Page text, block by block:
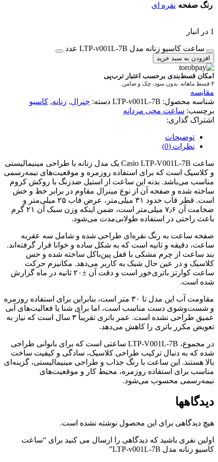
رنگ صفحه نقره ای
1 در انبار
ساعت کاسیو زنانه مدل LTP-v001L-7B عدد
افزودن به سبد خرید
امکان قسط‌بندی برحسب اعتبار ترب‌پی
۴ قسط ماهانه. بدون سود، چک و ضامن.
مقایسه
شناسه محصول: LTP-v001L-7B دسته: جنرال, زنانه, کاسیو
برچسب: ساعت مچی مردانه
اشتراک گذاری:
توضیحات
نظرات (0)
ساعت Casio LTP-V001L-7B یک مدل زنانه با طراحی مینیمالیستی
و کلاسیک است که برای استفاده روزمره و موقعیت‌های نیمه‌رسمی
مناسب می‌باشد. بدنه این ساعت از استیل ضدزنگ با روکش کروم
ساخته شده و صفحه آن از نوع مینرال مقاوم در برابر خط و خش
است. قطر قاب حدود ۳۱ میلی‌متر، عرض قاب ۲۵ میلی‌متر و
ضخامت آن ۷٫۶ میلی‌متر است، ضمن اینکه وزن سبک آن ۲۱ گرم
باعث راحتی در استفاده طولانی‌مدت می‌شود.
صفحه ساعت به رنگ نقره‌ای طراحی شده و شامل سه عقربه
ساعت، دقیقه و ثانیه است که به شکل ساده و خوانا قرار گرفته‌اند.
بند ساعت از چرم مشکی با قفل پین‌باکل ساخته شده و حس
کلاسیک و در عین حال شیک به کاربر می‌دهد. مکانیزم حرکت
ساعت کوارتز باتری‌خور است و دقت آن ±۲۰ ثانیه در ماه گزارش
شده است.
مقاومت آب این مدل تا ۳۰ متر است، بنابراین برای استفاده روزمره
و شست‌وشوی دست مناسب است، اما برای شنا یا فعالیت‌های آبی
عمیق طراحی نشده است. عمر باتری تقریباً ۳ سال است که نیاز به
تعویض مکرر باتری را کاهش می‌دهد.
در مجموع، LTP-V001L-7B ساعتی است که برای بانوانی طراحی
شده که به دنبال ترکیب طراحی کلاسیک، سادگی و کیفیت ساخت
بالا هستند. این ساعت با رنگ جذاب و طراحی مینیمالیستی، گزینه‌ای
مناسب برای استفاده روزمره، محیط کار و موقعیت‌های
نیمه‌رسمی محسوب می‌شود.
دیدگاهها
هیچ دیدگاهی برای این محصول نوشته نشده است.
اولین نفری باشید که دیدگاهی را ارسال می کنید برای “ساعت
کاسیو زنانه مدل LTP-v001L-7B”